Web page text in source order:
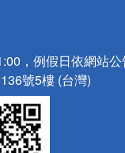
，例假日依網站
號5樓 (台灣)